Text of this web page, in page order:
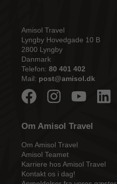
Amisol Travel
Lyngby Hovedgade 10 B
2800 Lyngby
Danmark
Telefon: 80 401 402
Mail: post@amisol.dk
Om Amisol Travel
Om Amisol Travel
Amisol Teamet
Karriere hos Amisol Travel
Kontakt os i dag!